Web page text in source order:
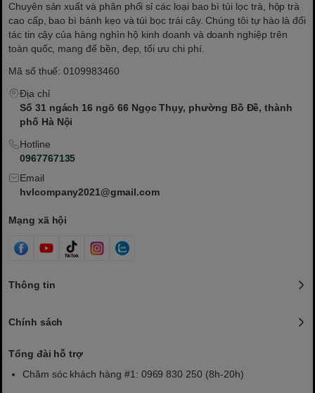
Chuyên sản xuất và phân phối sỉ các loại bao bì túi lọc trà, hộp trà
cao cấp, bao bì bánh kẹo và túi bọc trái cây. Chúng tôi tự hào là đối
tác tin cậy của hàng nghìn hộ kinh doanh và doanh nghiệp trên
toàn quốc, mang đế bền, đẹp, tối ưu chi phí.
Mã số thuế: 0109983460
Địa chỉ
Số 31 ngách 16 ngõ 66 Ngọc Thụy, phường Bồ Đề, thành
phố Hà Nội
Hotline
0967767135
Email
hvlcompany2021@gmail.com
Mạng xã hội
Thông tin
Chính sách
Tổng đài hỗ trợ
Chăm sóc khách hàng #1: 0969 830 250 (8h-20h)